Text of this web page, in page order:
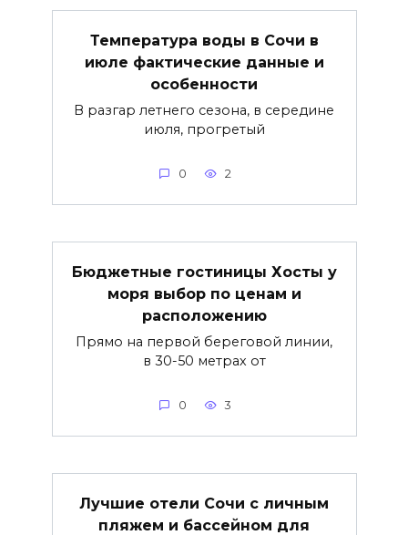
Температура воды в Сочи в
июле фактические данные и
особенности
В разгар летнего сезона, в середине
июля, прогретый
0 2
Бюджетные гостиницы Хосты у
моря выбор по ценам и
расположению
Прямо на первой береговой линии,
в 30-50 метрах от
0 3
Лучшие отели Сочи с личным
пляжем и бассейном для